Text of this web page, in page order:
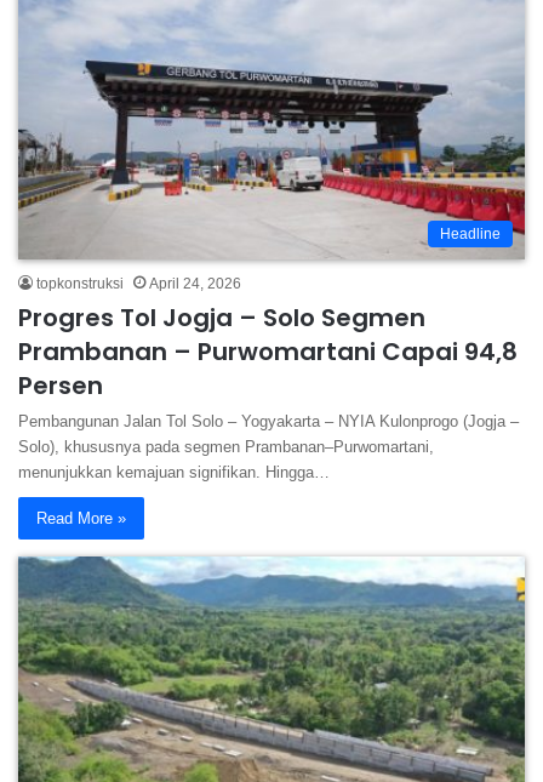
Headline
topkonstruksi April 24, 2026
Progres Tol Jogja – Solo Segmen
Prambanan – Purwomartani Capai 94,8
Persen
Pembangunan Jalan Tol Solo – Yogyakarta – NYIA Kulonprogo (Jogja –
Solo), khususnya pada segmen Prambanan–Purwomartani,
menunjukkan kemajuan signifikan. Hingga…
Read More »